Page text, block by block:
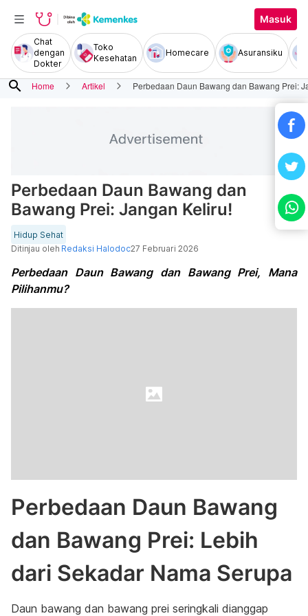
Masuk
Chat
dengan
Dokter
Toko
Kesehatan
Homecare Asuransiku
search Home Artikel Perbedaan Daun Bawang dan Bawang Prei:
Perbedaan Daun Bawang dan
Bawang Prei: Jangan Keliru!
Hidup Sehat
Ditinjau oleh Redaksi Halodoc27 Februari 2026
Perbedaan Daun Bawang dan Bawang Prei, Mana
Pilihanmu?
Perbedaan Daun Bawang
dan Bawang Prei: Lebih
dari Sekadar Nama Serupa
Daun bawang dan bawang prei seringkali dianggap